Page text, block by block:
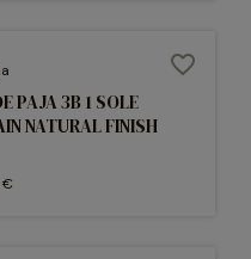
PAJA 3B 1 SOLE
NATURAL FINISH
€
favorite_border